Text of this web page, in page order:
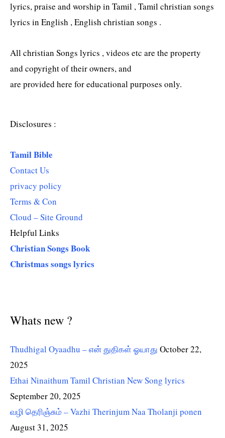
lyrics, praise and worship in Tamil , Tamil christian songs
lyrics in English , English christian songs .
All christian Songs lyrics , videos etc are the property
and copyright of their owners, and
are provided here for educational purposes only.
Disclosures :
Tamil Bible
Contact Us
privacy policy
Terms & Con
Cloud – Site Ground
Helpful Links
Christian Songs Book
Christmas songs lyrics
Whats new ?
Thudhigal Oyaadhu – என் துதிகள் ஓயாது October 22,
2025
Ethai Ninaithum Tamil Christian New Song lyrics
September 20, 2025
வழி தெரிஞ்சும் – Vazhi Therinjum Naa Tholanji ponen
August 31, 2025